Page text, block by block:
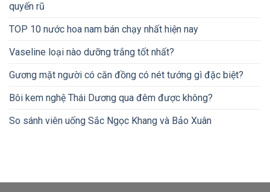
quyến rũ
TOP 10 nước hoa nam bán chạy nhất hiện nay
Vaseline loại nào dưỡng trắng tốt nhất?
Gương mặt người có căn đồng có nét tướng gì đặc biệt?
Bôi kem nghệ Thái Dương qua đêm được không?
So sánh viên uống Sắc Ngọc Khang và Bảo Xuân